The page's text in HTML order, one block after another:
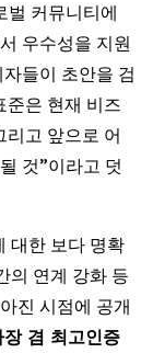
벌 커뮤니티에
우수성을 지원
들이 초안을 검
준은 현재 비즈
리고 앞으로 어
것”이라고 덧
대한 보다 명확
의 연계 강화 등
진 시점에 공개
겸 최고인증